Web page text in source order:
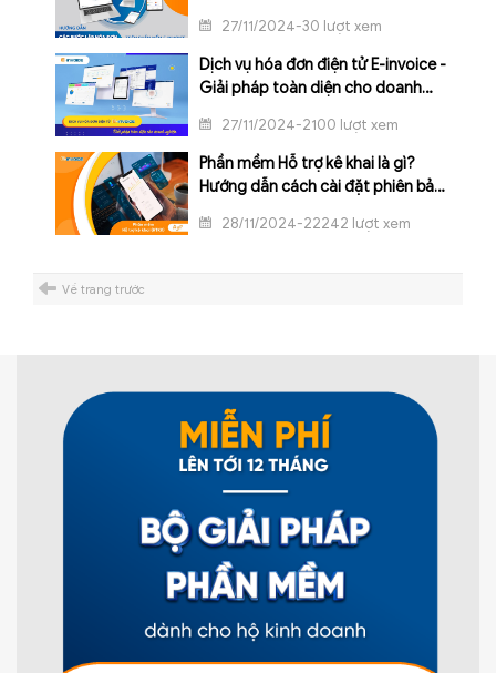
27/11/2024-30 lượt xem
Dịch vụ hóa đơn điện tử E-invoice -
Giải pháp toàn diện cho doanh
27/11/2024-2100 lượt xem
Phần mềm Hỗ trợ kê khai là gì?
Hướng dẫn cách cài đặt phiên bản
28/11/2024-22242 lượt xem
Về trang trước